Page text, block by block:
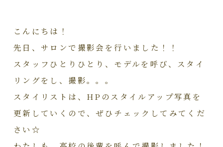
こんにちは！
先日、サロンで撮影会を行いました！！
スタッフひとりひとり、モデルを呼び、スタイ
リングをし、撮影。。。
スタイリストは、HPのスタイルアップ写真を
更新していくので、ぜひチェックしてみてくだ
さい☆